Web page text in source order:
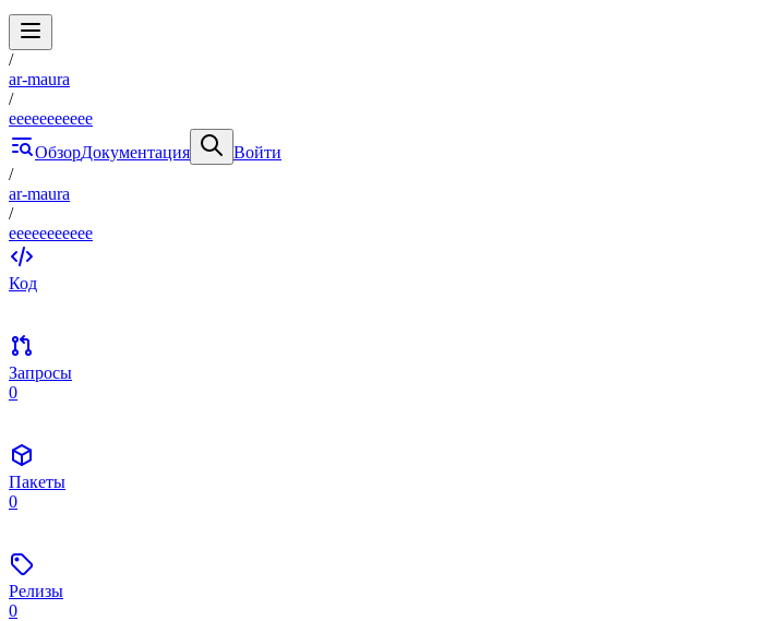
/
ar-maura
/
eeeeeeeeeee
ОбзорДокументация
Войти
/
ar-maura
/
eeeeeeeeeee
Код
Запросы
0
Пакеты
0
Релизы
0